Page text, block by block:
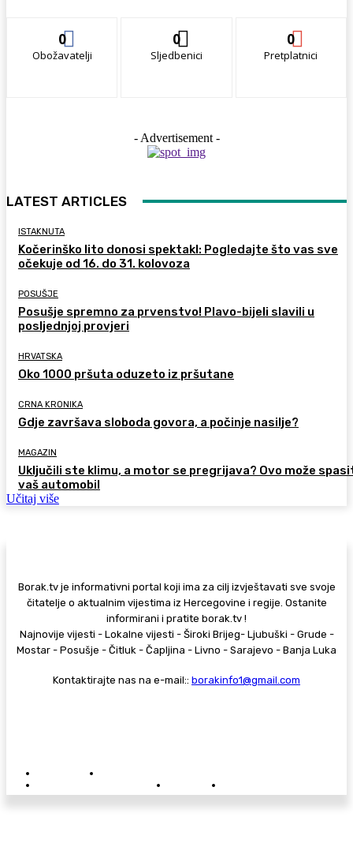
0
Obožavatelji
0
Sljedbenici
0
Pretplatnici
- Advertisement -
LATEST ARTICLES
ISTAKNUTA
Kočerinško lito donosi spektakl: Pogledajte što vas sve
očekuje od 16. do 31. kolovoza
POSUŠJE
Posušje spremno za prvenstvo! Plavo-bijeli slavili u
posljednjoj provjeri
HRVATSKA
Oko 1000 pršuta oduzeto iz pršutane
CRNA KRONIKA
Gdje završava sloboda govora, a počinje nasilje?
MAGAZIN
Uključili ste klimu, a motor se pregrijava? Ovo može
vaš automobil
Učitaj više
Borak.tv je informativni portal koji ima za cilj izvještavati sve svoje
čitatelje o aktualnim vijestima iz Hercegovine i regije. Ostanite
informirani i pratite borak.tv !
Najnovije vijesti - Lokalne vijesti - Široki Brijeg- Ljubuški - Grude -
Mostar - Posušje - Čitluk - Čapljina - Livno - Sarajevo - Banja Luka
Kontaktirajte nas na e-mail:: borakinfo1@gmail.com